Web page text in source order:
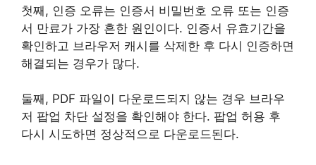
첫째, 인증 오류는 인증서 비밀번호 오류 또는 인증
서 만료가 가장 흔한 원인이다. 인증서 유효기간을
확인하고 브라우저 캐시를 삭제한 후 다시 인증하면
해결되는 경우가 많다.
둘째, PDF 파일이 다운로드되지 않는 경우 브라우
저 팝업 차단 설정을 확인해야 한다. 팝업 허용 후
다시 시도하면 정상적으로 다운로드된다.